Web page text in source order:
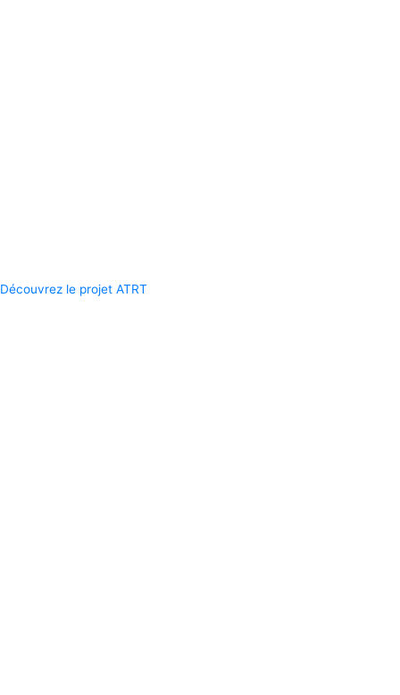
Découvrez le projet ATRT